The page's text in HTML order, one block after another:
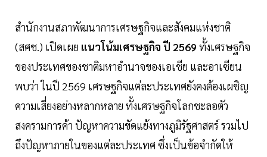
สำนักงานสภาพัฒนาการเศรษฐกิจและสังคมแห่งชาติ
(สศช.) เปิดเผย แนวโน้มเศรษฐกิจ ปี 2569 ทั้งเศรษฐกิจ
ของประเทศของชาติมหาอำนาจของเอเชีย และอาเซียน
พบว่า ในปี 2569 เศรษฐกิจแต่ละประเทศยังคงต้องเผชิญ
ความเสี่ยงอย่างหลากหลาย ทั้งเศรษฐกิจโลกชะลอตัว
สงครามการค้า ปัญหาความขัดแย้งทางภูมิรัฐศาสตร์ รวมไป
ถึงปัญหาภายในของแต่ละประเทศ ซึ่งเป็นข้อจำกัดให้